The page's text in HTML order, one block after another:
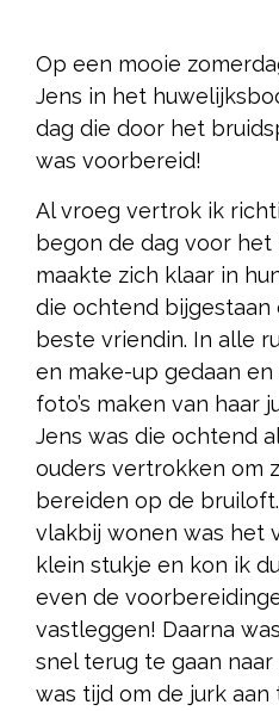
Op een mooie
Jens in het
dag die door het
was voorbereid!
Al vroeg vertrok ik
begon de dag voor het
maakte zich klaar in
die ochtend bijgestaan
beste vriendin. In alle
en make-up gedaan
foto’s maken van haar
Jens was die ochtend
ouders vertrokken om
bereiden op de
vlakbij wonen was het
klein stukje en kon ik
even de
vastleggen! Daarna
snel terug te gaan
was tijd om de jurk